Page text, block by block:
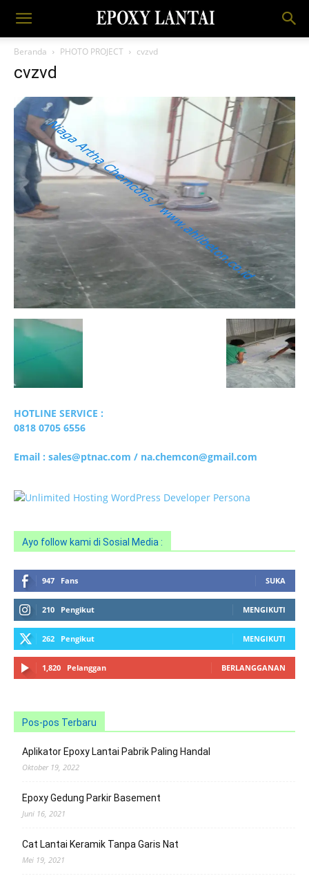
Beranda PHOTO PROJECT cvzvd
cvzvd
HOTLINE SERVICE :
0818 0705 6556
Email : sales@ptnac.com / na.chemcon@gmail.com
Ayo follow kami di Sosial Media :
947 Fans SUKA
210 Pengikut MENGIKUTI
262 Pengikut MENGIKUTI
1,820 Pelanggan BERLANGGANAN
Pos-pos Terbaru
Aplikator Epoxy Lantai Pabrik Paling Handal
Oktober 19, 2022
Epoxy Gedung Parkir Basement
Juni 16, 2021
Cat Lantai Keramik Tanpa Garis Nat
Mei 19, 2021